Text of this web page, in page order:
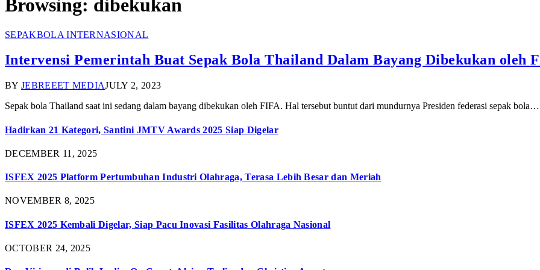
Browsing: dibekukan
SEPAKBOLA INTERNASIONAL
Intervensi Pemerintah Buat Sepak Bola Thailand Dalam Bayang Dibekukan oleh
BY JEBREEET MEDIAJULY 2, 2023
Sepak bola Thailand saat ini sedang dalam bayang dibekukan oleh FIFA. Hal tersebut buntut dari mundurnya Presiden federasi sepak bola…
Hadirkan 21 Kategori, Santini JMTV Awards 2025 Siap Digelar
DECEMBER 11, 2025
ISFEX 2025 Platform Pertumbuhan Industri Olahraga, Terasa Lebih Besar dan Meriah
NOVEMBER 8, 2025
ISFEX 2025 Kembali Digelar, Siap Pacu Inovasi Fasilitas Olahraga Nasional
OCTOBER 24, 2025